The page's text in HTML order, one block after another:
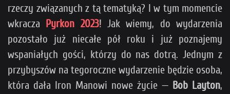
rzeczy związanych z tą tematyką? I w tym momencie
wkracza Pyrkon 2023! Jak wiemy, do wydarzenia
pozostało już niecałe pół roku i już poznajemy
wspaniałych gości, którzy do nas dotrą. Jednym z
przybyszów na tegoroczne wydarzenie będzie osoba,
która dała Iron Manowi nowe życie — Bob Layton,